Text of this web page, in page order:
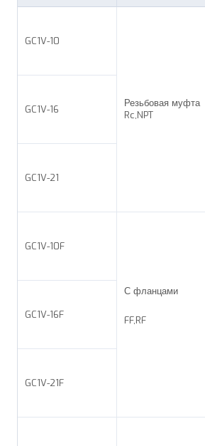
GC1V-10
Резьбовая муфта
Rc,NPT
GC1V-16
GC1V-21
GC1V-10F
С фланцами
FF,RF
GC1V-16F
GC1V-21F